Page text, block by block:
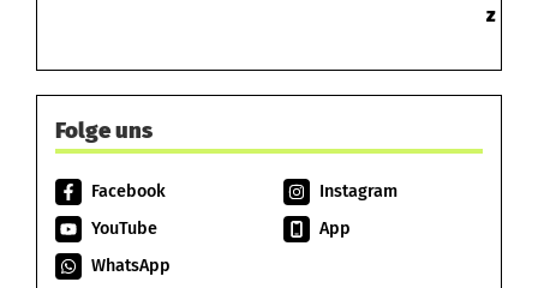
z
Folge uns
Facebook
Instagram
YouTube
App
WhatsApp